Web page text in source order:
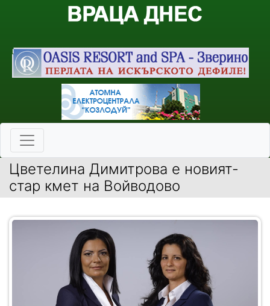
Цветелина Димитрова е новият-
стар кмет на Войводово